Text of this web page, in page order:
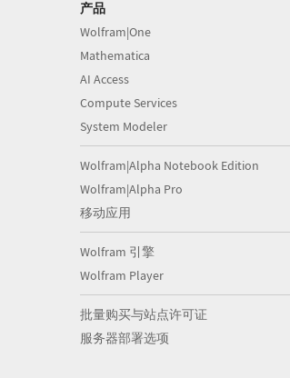
产品
Wolfram|One
Mathematica
AI Access
Compute Services
System Modeler
Wolfram|Alpha Notebook Edition
Wolfram|Alpha Pro
移动应用
Wolfram 引擎
Wolfram Player
批量购买与站点许可证
服务器部署选项